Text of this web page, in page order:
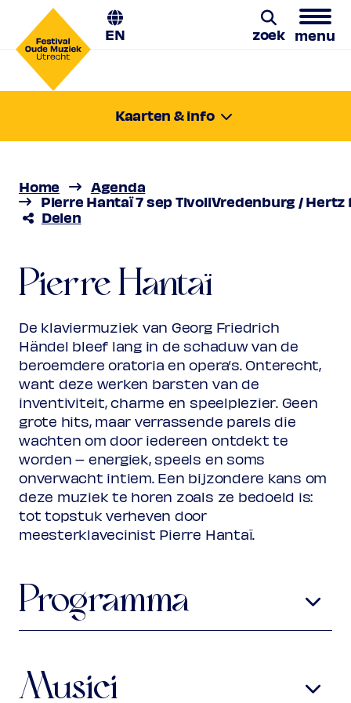
EN zoek menu
Händel herontdekt
Kaarten & info
Prijs€ 10,00 - € 23,00
Favoriet
Home
Agenda
Pierre Hantaï 7 sep TivoliVredenburg / Hertz
Delen
Pierre Hantaï
De klaviermuziek van Georg Friedrich
Händel bleef lang in de schaduw van de
beroemdere oratoria en opera’s. Onterecht,
want deze werken barsten van de
inventiviteit, charme en speelplezier. Geen
grote hits, maar verrassende parels die
wachten om door iedereen ontdekt te
worden – energiek, speels en soms
onverwacht intiem. Een bijzondere kans om
deze muziek te horen zoals ze bedoeld is:
tot topstuk verheven door
meesterklavecinist Pierre Hantaï.
Programma
Courante, sarabande en gigue in e,
HWV 429
Musici
Ambassador€ 21,00
Jong€ 10,00
Upas / Stadspas Nieuwegein
(excl. transactiekosten)